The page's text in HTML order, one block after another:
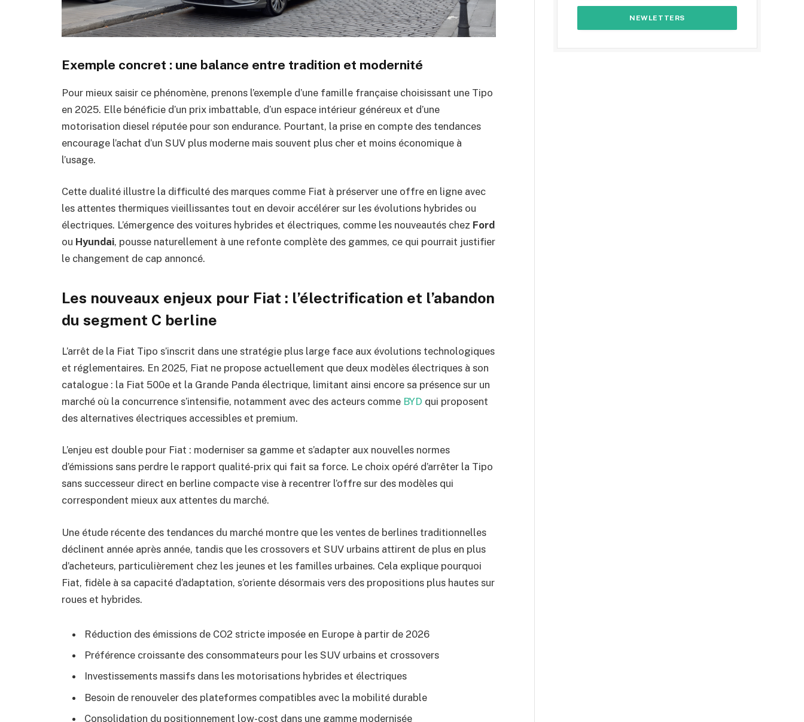
Exemple concret : une balance entre tradition et modernité
Pour mieux saisir ce phénomène, prenons l’exemple d’une famille française choisissant une Tipo
en 2025. Elle bénéficie d’un prix imbattable, d’un espace intérieur généreux et d’une
motorisation diesel réputée pour son endurance. Pourtant, la prise en compte des tendances
encourage l’achat d’un SUV plus moderne mais souvent plus cher et moins économique à
l’usage.
Cette dualité illustre la difficulté des marques comme Fiat à préserver une offre en ligne avec
les attentes thermiques vieillissantes tout en devoir accélérer sur les évolutions hybrides ou
électriques. L’émergence des voitures hybrides et électriques, comme les nouveautés chez Ford
ou Hyundai, pousse naturellement à une refonte complète des gammes, ce qui pourrait justifier
le changement de cap annoncé.
Les nouveaux enjeux pour Fiat : l’électrification et l’abandon
du segment C berline
L’arrêt de la Fiat Tipo s’inscrit dans une stratégie plus large face aux évolutions technologiques
et réglementaires. En 2025, Fiat ne propose actuellement que deux modèles électriques à son
catalogue : la Fiat 500e et la Grande Panda électrique, limitant ainsi encore sa présence sur un
marché où la concurrence s’intensifie, notamment avec des acteurs comme BYD qui proposent
des alternatives électriques accessibles et premium.
L’enjeu est double pour Fiat : moderniser sa gamme et s’adapter aux nouvelles normes
d’émissions sans perdre le rapport qualité-prix qui fait sa force. Le choix opéré d’arrêter la Tipo
sans successeur direct en berline compacte vise à recentrer l’offre sur des modèles qui
correspondent mieux aux attentes du marché.
Une étude récente des tendances du marché montre que les ventes de berlines traditionnelles
déclinent année après année, tandis que les crossovers et SUV urbains attirent de plus en plus
d’acheteurs, particulièrement chez les jeunes et les familles urbaines. Cela explique pourquoi
Fiat, fidèle à sa capacité d’adaptation, s’oriente désormais vers des propositions plus hautes sur
roues et hybrides.
Réduction des émissions de CO2 stricte imposée en Europe à partir de 2026
Préférence croissante des consommateurs pour les SUV urbains et crossovers
Investissements massifs dans les motorisations hybrides et électriques
Besoin de renouveler des plateformes compatibles avec la mobilité durable
Consolidation du positionnement low-cost dans une gamme modernisée